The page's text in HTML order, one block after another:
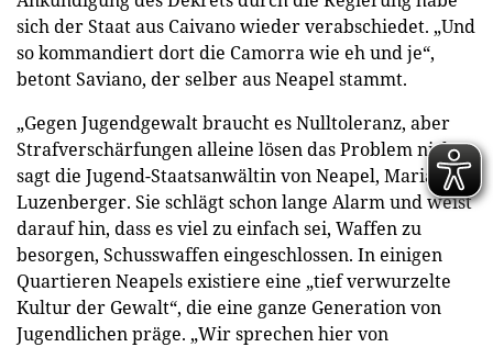
sich der Staat aus Caivano wieder verabschiedet. „Und
so kommandiert dort die Camorra wie eh und je“,
betont Saviano, der selber aus Neapel stammt.
„Gegen Jugendgewalt braucht es Nulltoleranz, aber
Strafverschärfungen alleine lösen das Problem nicht“,
sagt die Jugend-Staatsanwältin von Neapel, Maria de
Luzenberger. Sie schlägt schon lange Alarm und weist
darauf hin, dass es viel zu einfach sei, Waffen zu
besorgen, Schusswaffen eingeschlossen. In einigen
Quartieren Neapels existiere eine „tief verwurzelte
Kultur der Gewalt“, die eine ganze Generation von
Jugendlichen präge. „Wir sprechen hier von